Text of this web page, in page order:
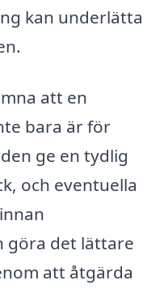
kan underlätta
att en
bara är för
ge en tydlig
och eventuella
göra det lättare
att åtgärda